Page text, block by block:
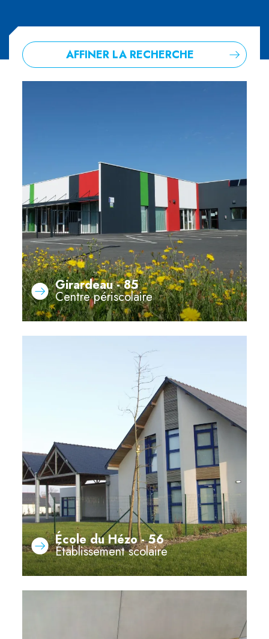
AFFINER LA RECHERCHE
Girardeau - 85
Centre périscolaire
École du Hézo - 56
Établissement scolaire